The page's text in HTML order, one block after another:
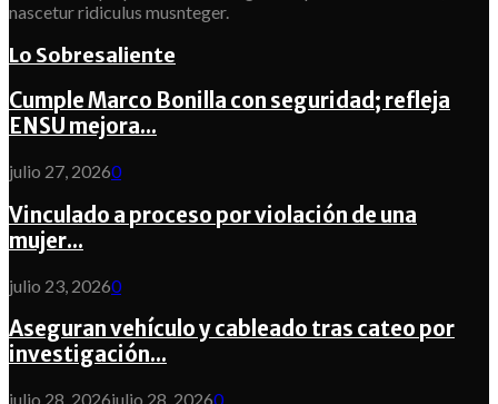
nascetur ridiculus musnteger.
Lo Sobresaliente
Cumple Marco Bonilla con seguridad; refleja
ENSU mejora...
julio 27, 20260
Vinculado a proceso por violación de una
mujer...
julio 23, 20260
Aseguran vehículo y cableado tras cateo por
investigación...
julio 28, 2026julio 28, 20260